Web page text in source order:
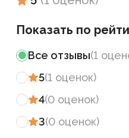
Показать по
Все отзывы(1
5(1 оценок)
4(0 оценок)
3(0 оценок)